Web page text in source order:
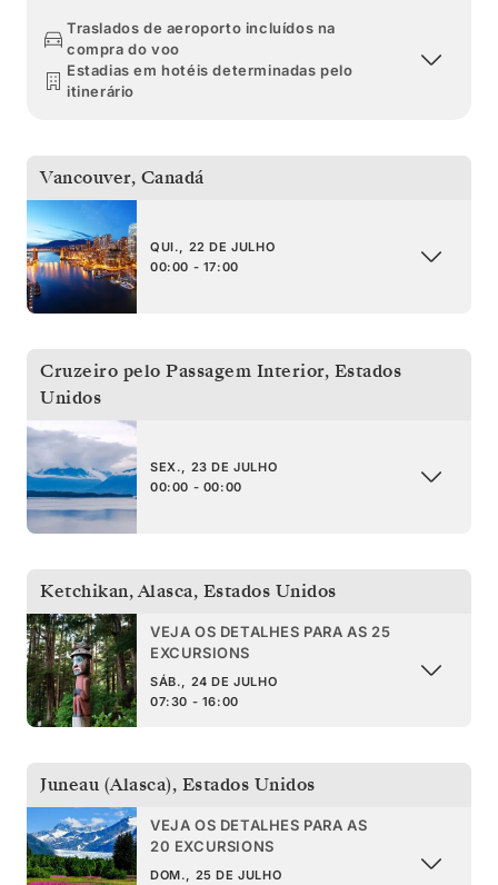
Traslados de aeroporto incluídos na
compra do voo
Estadias em hotéis determinadas pelo
itinerário
Vancouver, Canadá
QUI., 22 DE JULHO
00:00 - 17:00
Cruzeiro pelo Passagem Interior, Estados
Unidos
SEX., 23 DE JULHO
00:00 - 00:00
Ketchikan, Alasca, Estados Unidos
VEJA OS DETALHES PARA AS 25
EXCURSIONS
SÁB., 24 DE JULHO
07:30 - 16:00
Juneau (Alasca), Estados Unidos
VEJA OS DETALHES PARA AS
20 EXCURSIONS
DOM., 25 DE JULHO